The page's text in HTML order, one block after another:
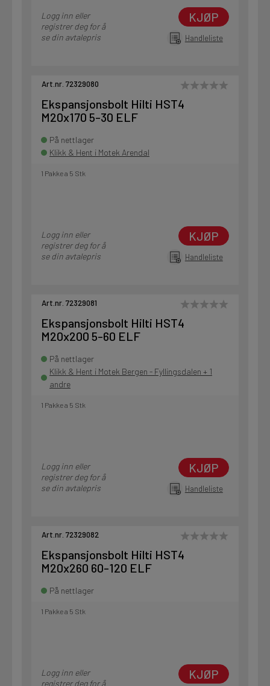
Logg inn eller
registrer deg for å
se din avtalepris
KJØP
Handleliste
Art.nr. 72329080
Ekspansjonsbolt Hilti HST4
M20x170 5-30 ELF
På nettlager
Klikk & Hent i Motek Arendal
1 Pakke a 5 Stk
Logg inn eller
registrer deg for å
se din avtalepris
KJØP
Handleliste
Art.nr. 72329081
Ekspansjonsbolt Hilti HST4
M20x200 5-60 ELF
På nettlager
Klikk & Hent i Motek Bergen - Fyllingsdalen + 1
andre
1 Pakke a 5 Stk
Logg inn eller
registrer deg for å
se din avtalepris
KJØP
Handleliste
Art.nr. 72329082
Ekspansjonsbolt Hilti HST4
M20x260 60-120 ELF
På nettlager
1 Pakke a 5 Stk
Logg inn eller
registrer deg for å
KJØP